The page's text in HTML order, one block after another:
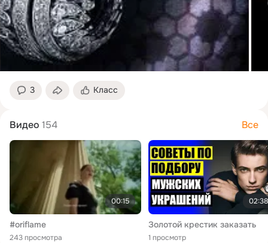
3 Класс
Видео 154 Все
00:15
#oriflame
243 просмотра
02:38
Золотой крестик заказать
1 просмотр